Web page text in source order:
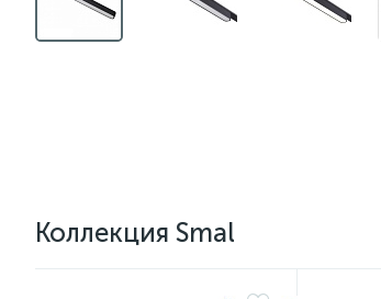
Коллекция Smal